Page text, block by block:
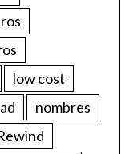
low cost
nombres